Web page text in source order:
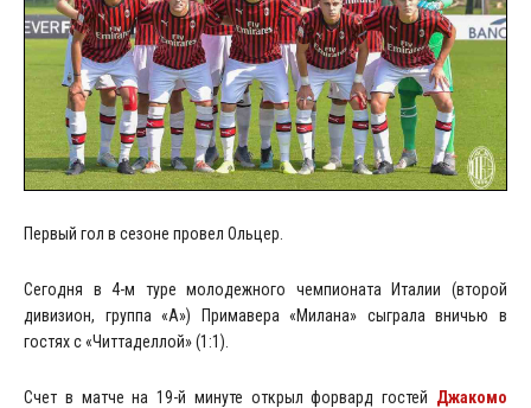
Первый гол в сезоне провел Ольцер.
Сегодня в 4-м туре молодежного чемпионата Италии (второй
дивизион, группа «А») Примавера «Милана» сыграла вничью в
гостях с «Читтаделлой» (1:1).
Счет в матче на 19-й минуте открыл форвард гостей Джакомо